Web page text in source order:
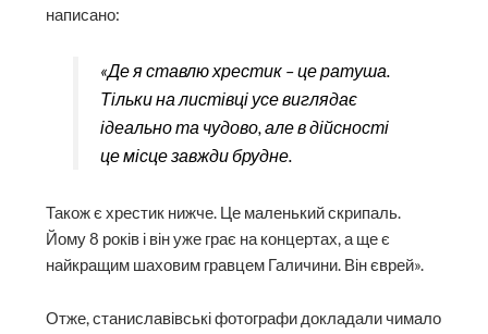
написано:
«Де я ставлю хрестик – це ратуша.
Тільки на листівці усе виглядає
ідеально та чудово, але в дійсності
це місце завжди брудне.
Також є хрестик нижче. Це маленький скрипаль.
Йому 8 років і він уже грає на концертах, а ще є
найкращим шаховим гравцем Галичини. Він єврей».
Отже, станиславівські фотографи докладали чимало